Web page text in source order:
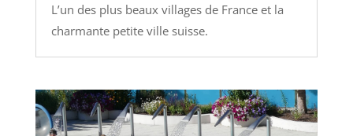
L’un des plus beaux villages de France et la
charmante petite ville suisse.